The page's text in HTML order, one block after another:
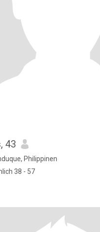
, 43
Philippinen
38 - 57